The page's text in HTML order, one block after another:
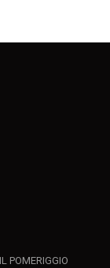
POMERIGGIO